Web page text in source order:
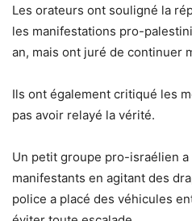
Les orateurs ont souligné la
les manifestations pro-
an, mais ont juré de continuer
Ils ont également critiqué les
pas avoir relayé la vérité.
Un petit groupe pro-israélien
manifestants en agitant des
police a placé des véhicules